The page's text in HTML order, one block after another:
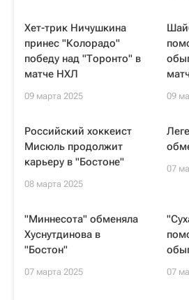
Хет-трик Ничушкина
принес "Колорадо"
победу над "Торонто" в
матче НХЛ
09 марта 2025 09
Российский хоккеист
Мисюль продолжит
карьеру в "Бостоне"
08 марта 2025
07
"Миннесота" обменяла
Хуснутдинова в
"Бостон"
07 марта 2025 07